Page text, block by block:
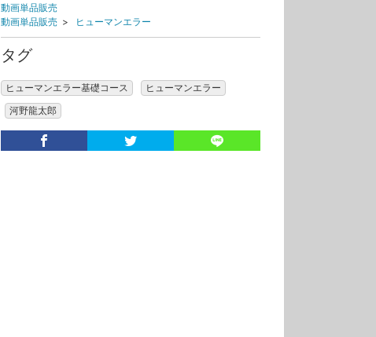
動画単品販売
動画単品販売 > ヒューマンエラー
タグ
ヒューマンエラー基礎コース
ヒューマンエラー
河野龍太郎